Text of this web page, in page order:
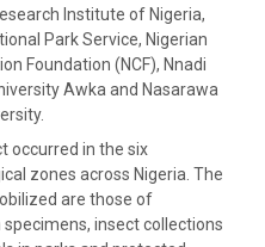
Institute of Nigeria,
Park Service, Nigerian
Foundation (NCF), Nnadi
Awka and Nasarawa
occurred in the six
zones across Nigeria. The
are those of
specimens, insect collections